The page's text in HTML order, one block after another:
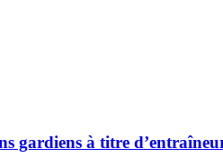
gardiens à titre